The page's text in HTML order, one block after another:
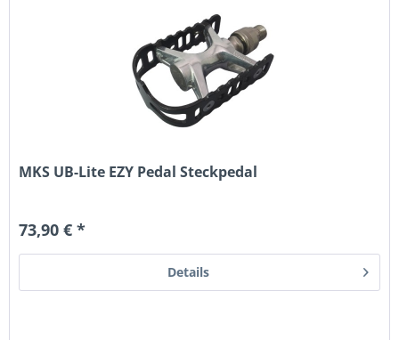
MKS UB-Lite EZY Pedal Steckpedal
73,90 € *
Details